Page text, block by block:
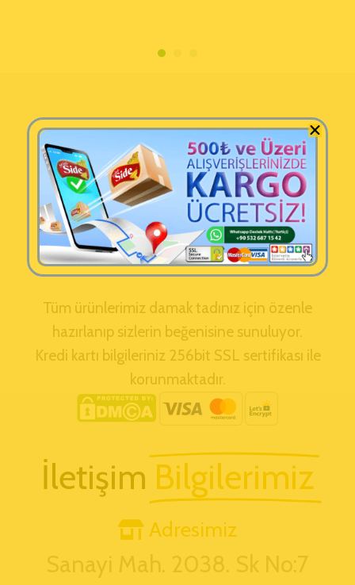
Tüm ürünlerimiz damak tadınız için özenle
hazırlanıp sizlerin beğenisine sunuluyor.
Kredi kartı bilgileriniz 256bit SSL sertifikası ile
korunmaktadır.
İletişim Bilgilerimiz
Adresimiz
Sanayi Mah. 2038. Sk No:7